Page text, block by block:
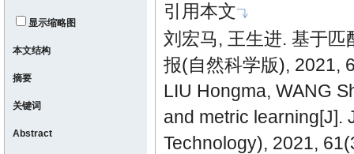
显示缩略图
本文结构
摘要
关键词
Abstract
引用本文
刘宏马, 王生进. 基于
报(自然科学版),
LIU Hongma, WANG
and metric learning[J].
Technology), 2021,